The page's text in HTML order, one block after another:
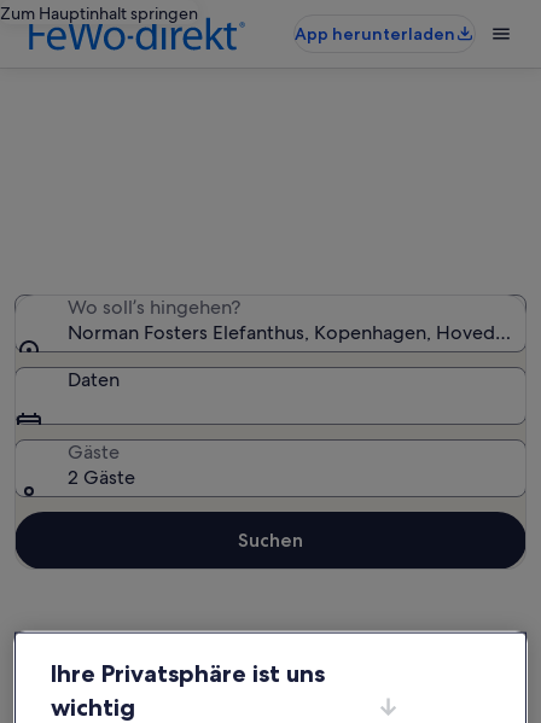
Zum Hauptinhalt springen
App herunterladen
Wo soll’s hingehen?
Norman Fosters Elefanthus, Kopenhagen,
Daten
Gäste
2 Gäste
Suchen
Ferienunterkünfte nahe Norman Fosters Elefanthus
Ihre Privatsphäre ist uns
wichtig